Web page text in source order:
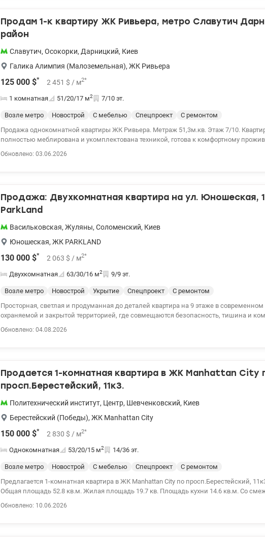
Продам 1-к квартиру ЖК Ривьера, метро Славутич
район
Славутич, Осокорки, Дарницкий, Киев
Галика Алимпия (Малоземельная), ЖК Ривьера
125 000 $* 2 451 $ / м2*
1 комнатная 51/20/17 м2 7/10 эт.
Возле метро Новострой С мебелью Спецпроект
С ремонтом
Продажа однокомнатной квартиры ЖК Ривьера. Метраж 51,3м.кв. Этаж 7/10.
полностью меблирована и укомплектована техникой, готова к комфортному
Обновлено: 03.06.2026
Продажа: Двухкомнатная квартира на ул. Юношеская,
ParkLand
Васильковская, Жуляны, Соломенский, Киев
Юношеская, ЖК PARKLAND
130 000 $* 2 063 $ / м2*
Двухкомнатная 63/30/16 м2 9/9 эт.
Возле метро Новострой Укрытие Спецпроект
С ремонтом
Просторная, светлая и продуманная до деталей квартира на 9 этаже в
охраняемой и закрытой территорией, где совмещаются безопасность, тишина и
полностью укомплектована техникой, подключены все коммуникации, установлены
воду и электроэнергию, двухконтурный котел и интернет. Комбинированная
(газ+индукция). Это идеальный вариант как для проживания, так и для инвестиции.
Valion.ua/1148176
Обновлено: 04.08.2026
Продается 1-комнатная квартира в ЖК Manhattan City
просп.Берестейский, 11к3.
Политехнический институт, Центр, Шевченковский, Киев
Берестейский (Победы), ЖК Manhattan City
150 000 $* 2 830 $ / м2*
Однокомнатная 53/20/15 м2 14/36 эт.
Возле метро Новострой С мебелью Спецпроект
С ремонтом
Предлагается 1-комнатная квартира в ЖК Manhattan City по просп.Берестейский,
Общая площадь 52.8 кв.м. Жилая площадь 19.7 кв. Площадь кухни 14.6 кв.м. Со
Обновлено: 10.06.2026